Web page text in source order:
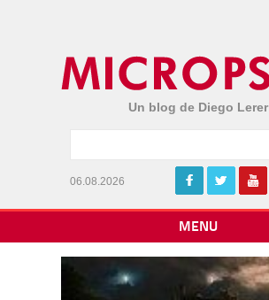
Un blog de Diego Lerer
06.08.2026
MENU